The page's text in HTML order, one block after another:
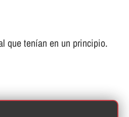
que tení­an en un principio.